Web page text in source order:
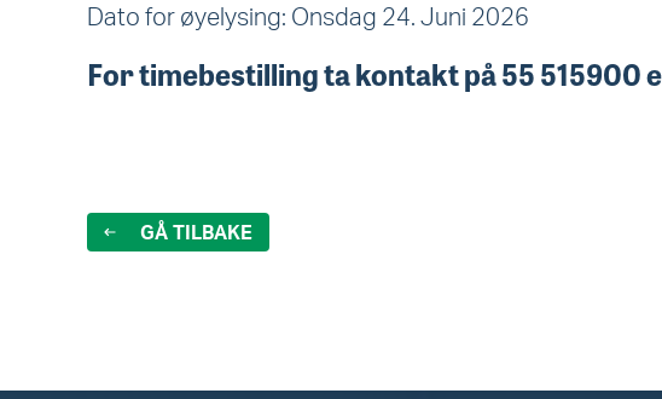
Dato for øyelysing: Onsdag 24. Juni 2026
For timebestilling ta kontakt på 55 515900
GÅ TILBAKE